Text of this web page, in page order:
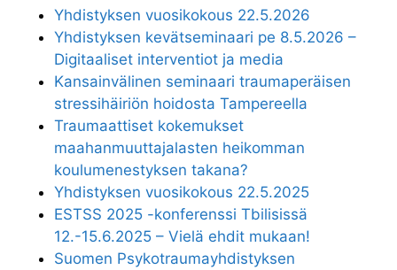
Yhdistyksen vuosikokous 22.5.2026
Yhdistyksen kevätseminaari pe 8.5.2026 –
Digitaaliset interventiot ja media
Kansainvälinen seminaari traumaperäisen
stressihäiriön hoidosta Tampereella
Traumaattiset kokemukset
maahanmuuttajalasten heikomman
koulumenestyksen takana?
Yhdistyksen vuosikokous 22.5.2025
ESTSS 2025 -konferenssi Tbilisissä
12.-15.6.2025 – Vielä ehdit mukaan!
Suomen Psykotraumayhdistyksen